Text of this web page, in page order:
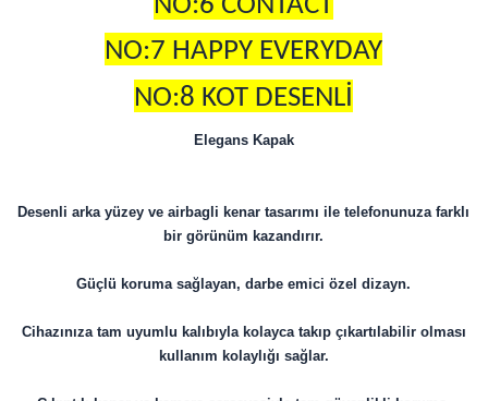
NO:7 HAPPY EVERYDAY
NO:8 KOT DESENLİ
Elegans Kapak
Desenli arka yüzey ve airbagli kenar tasarımı ile telefonunuza farklı
bir görünüm kazandırır.
Güçlü koruma sağlayan, darbe emici özel dizayn.
Cihazınıza tam uyumlu kalıbıyla kolayca takıp çıkartılabilir olması
kullanım kolaylığı sağlar.